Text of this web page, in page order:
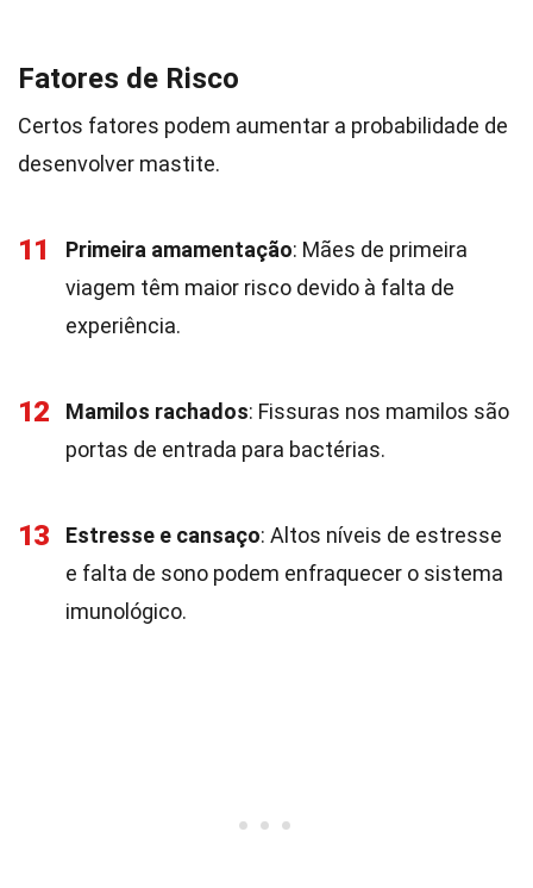
Fatores de Risco
Certos fatores podem aumentar a probabilidade de
desenvolver mastite.
11 Primeira amamentação: Mães de primeira
viagem têm maior risco devido à falta de
experiência.
12 Mamilos rachados: Fissuras nos mamilos são
portas de entrada para bactérias.
13 Estresse e cansaço: Altos níveis de estresse
e falta de sono podem enfraquecer o sistema
imunológico.